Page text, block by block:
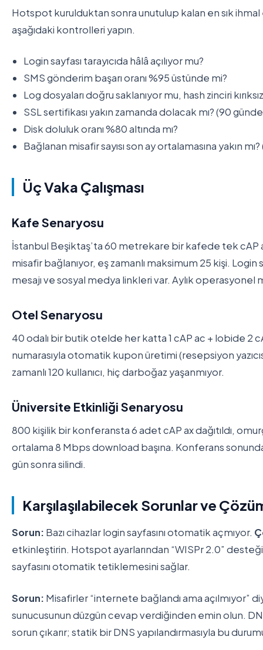
Hotspot kurulduktan sonra unutulup kalan en sık
aşağıdaki kontrolleri yapın.
Login sayfası tarayıcıda hâlâ açılıyor mu?
SMS gönderim başarı oranı %95 üstünde mi?
Log dosyaları doğru saklanıyor mu, hash zinciri
SSL sertifikası yakın zamanda dolacak mı? (90
Disk doluluk oranı %80 altında mı?
Bağlanan misafir sayısı son ay ortalamasına yakın
Üç Vaka Çalışması
Kafe Senaryosu
İstanbul Beşiktaş’ta 60 metrekare bir kafede tek cAP
misafir bağlanıyor, eş zamanlı maksimum 25 kişi.
mesajı ve sosyal medya linkleri var. Aylık operasyonel
Otel Senaryosu
40 odalı bir butik otelde her katta 1 cAP ac + lobide 2
numarasıyla otomatik kupon üretimi (resepsiyon
zamanlı 120 kullanıcı, hiç darboğaz yaşanmıyor.
Üniversite Etkinliği Senaryosu
800 kişilik bir konferansta 6 adet cAP ax dağıtıldı,
ortalama 8 Mbps download başına. Konferans
gün sonra silindi.
Karşılaşılabilecek Sorunlar ve
Sorun: Bazı cihazlar login sayfasını otomatik açmıyor.
etkinleştirin. Hotspot ayarlarından “WISPr 2.0”
sayfasını otomatik tetiklemesini sağlar.
Sorun: Misafirler “internete bağlandı ama açılmıyor”
sunucusunun düzgün cevap verdiğinden emin olun.
sorun çıkarır; statik bir DNS yapılandırmasıyla bu